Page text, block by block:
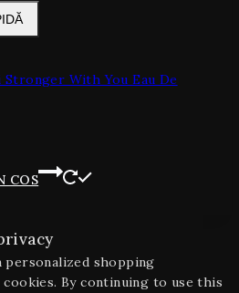
With You Eau De
COS
shopping
By continuing to use this